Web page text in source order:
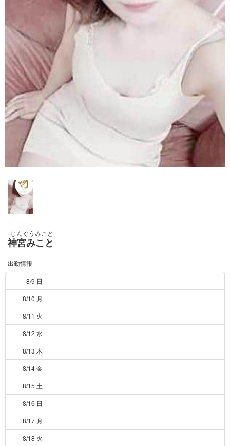
じんぐうみこと
神宮みこと
出勤情報
8/9 日
8/10 月
8/11 火
8/12 水
8/13 木
8/14 金
8/15 土
8/16 日
8/17 月
8/18 火